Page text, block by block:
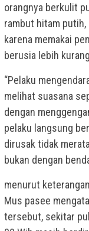
orangnya berkulit
rambut hitam
karena memakai
berusia lebih
“Pelaku
melihat suasana
dengan
pelaku langsung
dirusak tidak
bukan dengan
menurut
Mus pasee
tersebut, sekitar